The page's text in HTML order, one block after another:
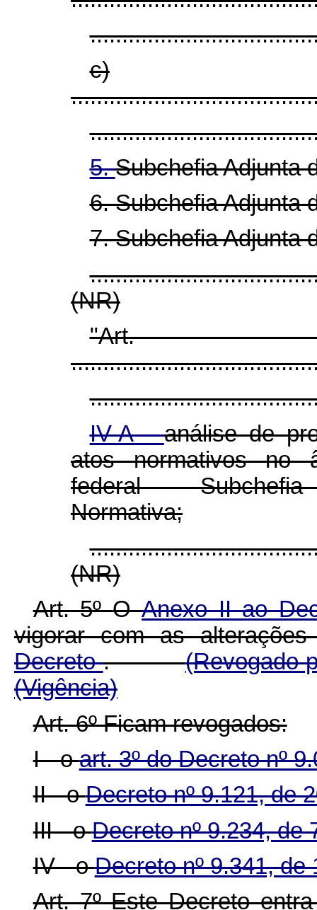
c)
5.Subchefia Adjunta
6. Subchefia Adjunta
7. Subchefia Adjunta
(NR)
IV-A -análise de
atos normativos no
federal - Subchefia
Normativa;
(NR)
Art. 5ºOAnexo II ao
vigorar com as
Decreto.
(Revogado
(Vigência)
Art. 6º Ficam revogados:
I - oart. 3º do Decreto nº
II - oDecreto nº 9.121, de
III - oDecreto nº 9.234,
IV - oDecreto nº 9.341,
Art. 7º Este Decreto